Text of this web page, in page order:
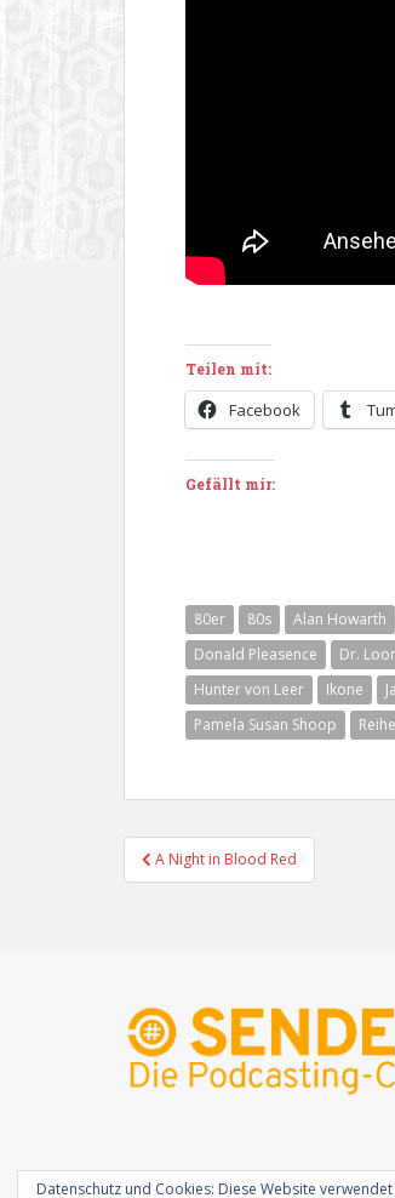
Teilen mit:
Facebook
Gefällt mir:
80er 80s Alan Howarth
Donald Pleasence
Dr.
Hunter von Leer
Ikone
Pamela Susan Shoop
Reihe
Beitragsnavigation
A Night in Blood Red
Datenschutz und Cookies: Diese Website